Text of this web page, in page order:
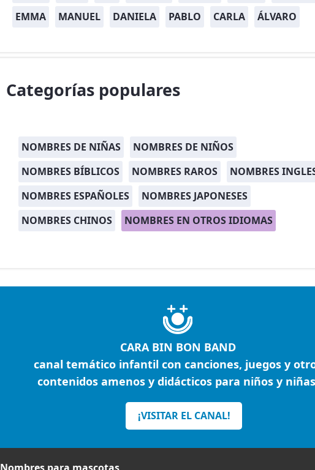
EMMA
MANUEL DANIELA PABLO CARLA ÁLVARO
Categorías populares
NOMBRES DE NIÑAS
NOMBRES DE NIÑOS
NOMBRES BÍBLICOS
NOMBRES RAROS
NOMBRES
NOMBRES ESPAÑOLES
NOMBRES JAPONESES
NOMBRES CHINOS
NOMBRES EN OTROS IDIOMAS
CARA BIN BON BAND
canal temático infantil con canciones, juegos y
contenidos amenos y didácticos para niños y
¡VISITAR EL CANAL!